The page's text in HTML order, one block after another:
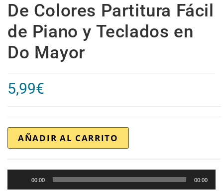
De Colores Partitura Fácil
de Piano y Teclados en
Do Mayor
5,99€
AÑADIR AL CARRITO
de
00:00 00:00